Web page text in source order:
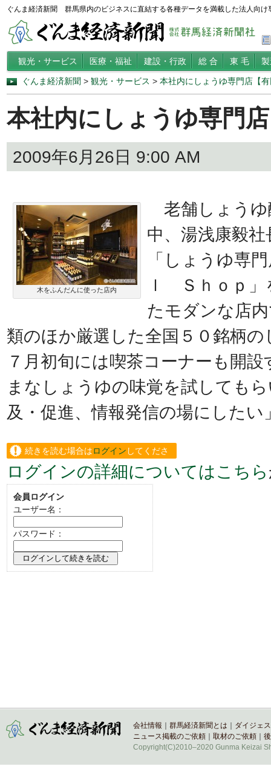
ぐんま経済新聞 群馬県内のビジネスに直結する各種データを満載した法人向け
観光・サービス 医療・福祉 建設・行政 総 合 東 毛
ぐんま経済新聞 > 観光・サービス > 本社内にしょうゆ専門店【
本社内にしょうゆ専門
2009年6月26日 9:00 AM
木をふんだんに使った店内
老舗しょうゆ
中、湯浅康毅
「しょうゆ専
ｌ Ｓｈｏｐ」
たモダンな店
類のほか厳選した全国５０銘柄
７月初旬には喫茶コーナーも開
まなしょうゆの味覚を試しても
及・促進、情報発信の場にした
続きを読む場合はログイン してくださ
い。
ログインの詳細についてはこちら
会員ログイン
ユーザー名：
パスワード：
会社情報 群馬経済新聞とは
ダイジェ
ニュース掲載のご依頼
取材のご依頼
Copyright(C)2010–2020 Gunma Keizai